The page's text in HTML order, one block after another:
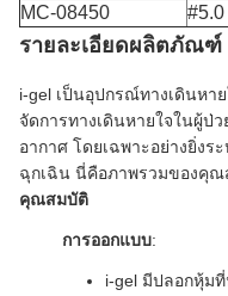
MC-08450
#5.0
รายละเอียดผลิตภัณฑ์
i-gel เป็นอุปกรณ์ทางเดินหา
จัดการทางเดินหายใจในผู้ป่
อากาศ โดยเฉพาะอย่างยิ่ง
ฉุกเฉิน นี่คือภาพรวมของคุ
คุณสมบัติ
การออกแบบ:
i-gel มีปลอกหุ้ม